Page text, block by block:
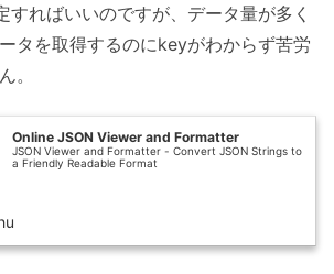
すればいいのですが、データ量が多く
タを取得するのにkeyがわからず苦労
。
Online JSON Viewer and Formatter
JSON Viewer and Formatter - Convert JSON Strings to
a Friendly Readable Format